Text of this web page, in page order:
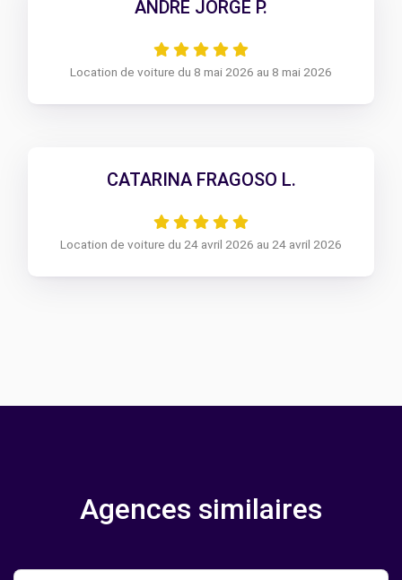
ANDRÉ JORGE P.
Location de voiture du 8 mai 2026 au 8 mai 2026
CATARINA FRAGOSO L.
Location de voiture du 24 avril 2026 au 24 avril 2026
Agences similaires